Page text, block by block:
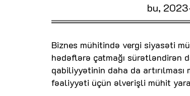
bu,
Biznes mühitində vergi siyasəti
hədəflərə çatmağı sürətləndirən
qabiliyyətinin daha da
fəaliyyəti üçün əlverişli mühit